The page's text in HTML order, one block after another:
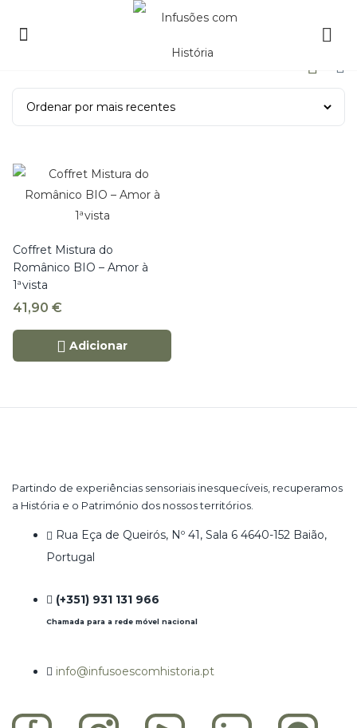
Coffret Mistura do
Românico BIO – Amor à
1ªvista
41,90 €
Adicionar
Partindo de experiências sensoriais inesquecíveis, recuperamos
a História e o Património dos nossos territórios.
Rua Eça de Queirós, Nº 41, Sala 6 4640-152 Baião,
Portugal
(+351) 931 131 966
Chamada para a rede móvel nacional
info@infusoescomhistoria.pt